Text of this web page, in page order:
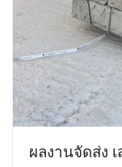
ผลงานจัดส่ง